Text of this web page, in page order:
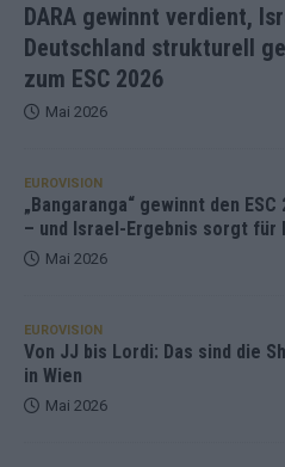
DARA gewinnt verdient,
Deutschland strukturell
zum ESC 2026
Mai 2026
EUROVISION
„Bangaranga“ gewinnt den
– und Israel-Ergebnis sorgt für
Mai 2026
EUROVISION
Von JJ bis Lordi: Das sind die
in Wien
Mai 2026